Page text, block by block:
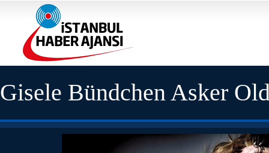
Gisele Bündchen Asker